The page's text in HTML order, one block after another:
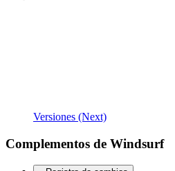
Versiones (Next)
Complementos de Windsurf